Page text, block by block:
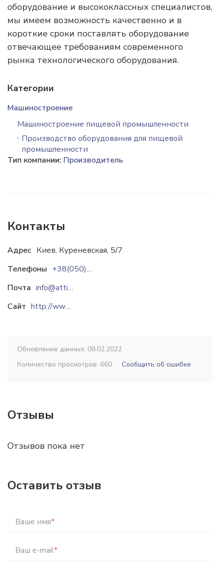
оборудование и высококлассных специалистов,
мы имеем возможность качественно и в
короткие сроки поставлять оборудование
отвечающее требованиям современного
рынка технологического оборудования.
Категории
Машиностроение
Машиностроение пищевой промышленности
Производство оборудования для пищевой
промышленности
Тип компании: Производитель
Контакты
Адрес Киев, Куреневская, 5/7
Телефоны
+38(050)462-5677
Почта
info@attis.com.ua
Сайт
http://www.attis.com.ua
Обновление данных: 08.02.2022
Количество просмотров: 660
Сообщить об ошибке
Отзывы
Отзывов пока нет
Оставить отзыв
Ваше имя*
Ваш e-mail*